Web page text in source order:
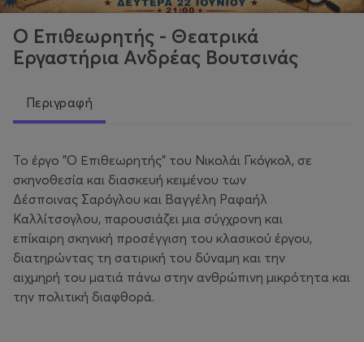
Ο Επιθεωρητής - Θεατρικά
Εργαστήρια Ανδρέας Βουτσινάς
Περιγραφή
Το έργο "Ο Επιθεωρητής" του Νικολάι Γκόγκολ, σε
σκηνοθεσία και διασκευή κειμένου των
Δέσποινας Σαρόγλου και Βαγγέλη Ραφαήλ
Καλλίτσογλου, παρουσιάζει μια σύγχρονη και
επίκαιρη σκηνική προσέγγιση του κλασικού έργου,
διατηρώντας τη σατιρική του δύναμη και την
αιχμηρή του ματιά πάνω στην ανθρώπινη μικρότητα και
την πολιτική διαφθορά.